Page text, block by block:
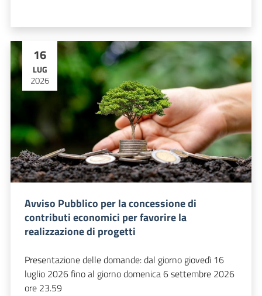
16
LUG
2026
Avviso Pubblico per la concessione di
contributi economici per favorire la
realizzazione di progetti
Presentazione delle domande: dal giorno giovedì 16
luglio 2026 fino al giorno domenica 6 settembre 2026
ore 23.59